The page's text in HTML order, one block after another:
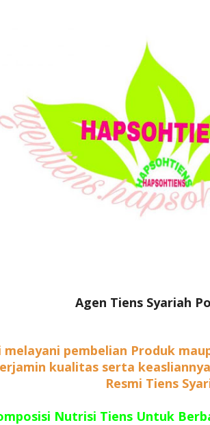
Agen Tiens Syariah
melayani pembelian Produk
kualitas serta
Resmi Tiens
Nutrisi Tiens Untuk